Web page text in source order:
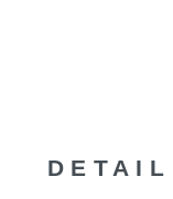
DETAIL